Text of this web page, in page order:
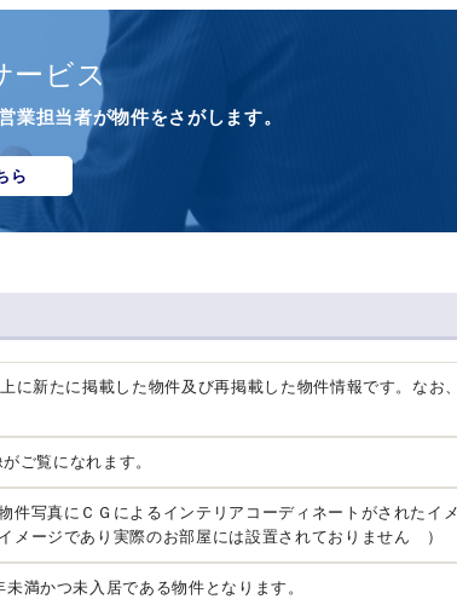
ービス
業担当者が物件をさがします。
ら
に新たに掲載した物件及び再掲載した物件情報です。なお
ご覧になれます。
件写真にＣＧによるインテリアコーディネートがされたイ
メージであり実際のお部屋には設置されておりません ）
満かつ未入居である物件となります。